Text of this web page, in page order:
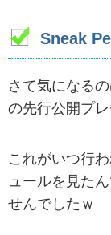
Sneak
さて気になる
の先行公開プレ
これがいつ行
ュールを見た
せんでしたｗ